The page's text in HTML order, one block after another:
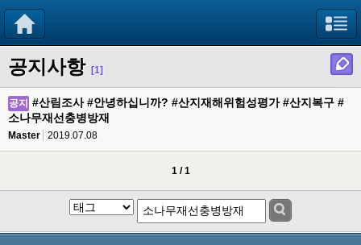
공지사항 [1]
공지
#산림조사 #안녕하십니까? #산지재해위험성평가 #산지복구 #
소나무재선충병방재
Master 2019.07.08
1 / 1